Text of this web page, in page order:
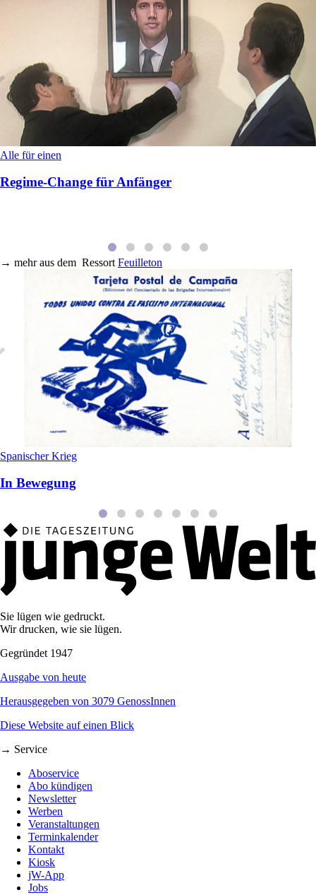
Alle für einen
Regime-Change für Anfänger
→ mehr aus dem Ressort Feuilleton
Spanischer Krieg
In Bewegung
Sie lügen wie gedruckt.
Wir drucken, wie sie lügen.
Gegründet 1947
Ausgabe von heute
Herausgegeben von 3079 GenossInnen
Diese Website auf einen Blick
→ Service
Aboservice
Abo kündigen
Newsletter
Werben
Veranstaltungen
Terminkalender
Kontakt
Kiosk
jW-App
Jobs